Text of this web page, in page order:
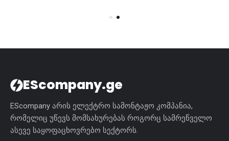
EScompany.ge
EScompany არის ელექტრო სამონტაჟო კომპანია,
რომელიც უწევს მომსახურებას როგორც სამრეწველო
ასევე საყოფაცხოვრებო სექტორს.